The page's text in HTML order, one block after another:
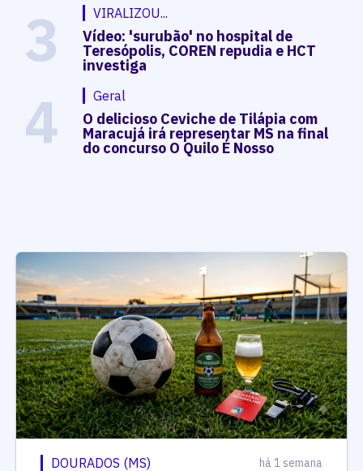
3 VIRALIZOU...
Vídeo: 'surubão' no hospital de
Teresópolis, COREN repudia e HCT
investiga
4 Geral
O delicioso Ceviche de Tilápia com
Maracujá irá representar MS na final
do concurso O Quilo É Nosso
DOURADOS (MS) há 1 semana